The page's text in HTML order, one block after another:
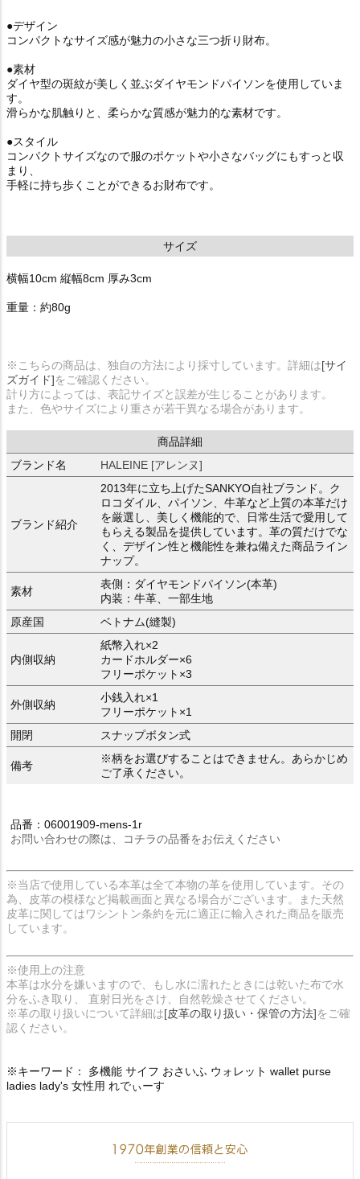
●デザイン
コンパクトなサイズ感が魅力の小さな三つ折り財布。
●素材
ダイヤ型の斑紋が美しく並ぶダイヤモンドパイソンを使用していま
す。
滑らかな肌触りと、柔らかな質感が魅力的な素材です。
●スタイル
コンパクトサイズなので服のポケットや小さなバッグにもすっと収
まり、
手軽に持ち歩くことができるお財布です。
サイズ
横幅10cm 縦幅8cm 厚み3cm
重量：約80g
※こちらの商品は、独自の方法により採寸しています。詳細は[サイ
ズガイド]をご確認ください。
計り方によっては、表記サイズと誤差が生じることがあります。
また、色やサイズにより重さが若干異なる場合があります。
商品詳細
ブランド名
HALEINE [アレンヌ]
ブランド紹介
2013年に立ち上げたSANKYO自社ブランド。ク
ロコダイル、パイソン、牛革など上質の本革だけ
を厳選し、美しく機能的で、日常生活で愛用して
もらえる製品を提供しています。革の質だけでな
く、デザイン性と機能性を兼ね備えた商品ライン
ナップ。
素材
表側：ダイヤモンドパイソン(本革)
内装：牛革、一部生地
原産国
ベトナム(縫製)
内側収納
紙幣入れ×2
カードホルダー×6
フリーポケット×3
外側収納
小銭入れ×1
フリーポケット×1
開閉
スナップボタン式
備考
※柄をお選びすることはできません。あらかじめ
ご了承ください。
品番：06001909-mens-1r
お問い合わせの際は、コチラの品番をお伝えください
※当店で使用している本革は全て本物の革を使用しています。その
為、皮革の模様など掲載画面と異なる場合がございます。また天然
皮革に関してはワシントン条約を元に適正に輸入された商品を販売
しています。
※使用上の注意
本革は水分を嫌いますので、もし水に濡れたときには乾いた布で水
分をふき取り、 直射日光をさけ、自然乾燥させてください。
※革の取り扱いについて詳細は[皮革の取り扱い・保管の方法]をご確
認ください。
※キーワード： 多機能 サイフ おさいふ ウォレット wallet purse
ladies lady's 女性用 れでぃーす